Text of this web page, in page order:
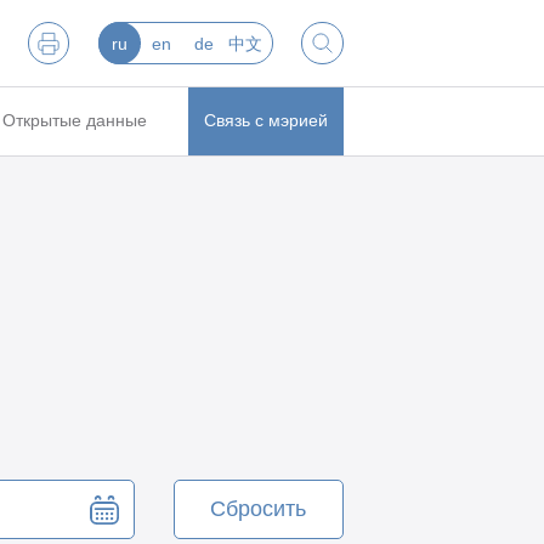
ru en de 中文
Открытые данные Связь с мэрией
Сбросить